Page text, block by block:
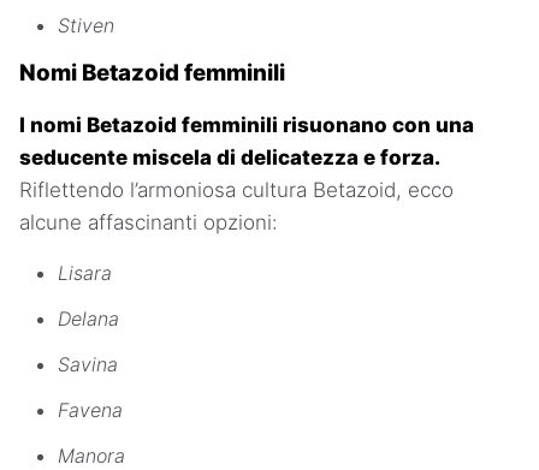
Stiven
Nomi Betazoid femminili
I nomi Betazoid femminili risuonano con una
seducente miscela di delicatezza e forza.
Riflettendo l’armoniosa cultura Betazoid, ecco
alcune affascinanti opzioni:
Lisara
Delana
Savina
Favena
Manora